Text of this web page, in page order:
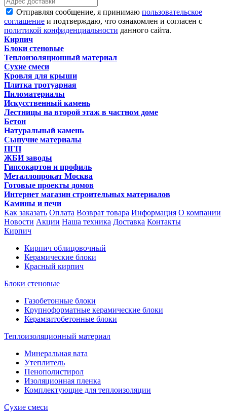
Отправляя сообщение, я принимаю пользовательское
соглашение и подтверждаю, что ознакомлен и согласен с
политикой конфиденциальности данного сайта.
Кирпич
Блоки стеновые
Теплоизоляционный материал
Сухие смеси
Кровля для крыши
Плитка тротуарная
Пиломатериалы
Искусственный камень
Лестницы на второй этаж в частном доме
Бетон
Натуральный камень
Сыпучие материалы
ПГП
ЖБИ заводы
Гипсокартон и профиль
Металлопрокат Москва
Готовые проекты домов
Интернет магазин строительных материалов
Камины и печи
Как заказать Оплата Возврат товара Информация О компании
Новости Акции Наша техника Доставка Контакты
Кирпич
Кирпич облицовочный
Керамические блоки
Красный кирпич
Блоки стеновые
Газобетонные блоки
Крупноформатные керамические блоки
Керамзитобетонные блоки
Теплоизоляционный материал
Минеральная вата
Утеплитель
Пенополистирол
Изоляционная пленка
Комплектующие для теплоизоляции
Сухие смеси